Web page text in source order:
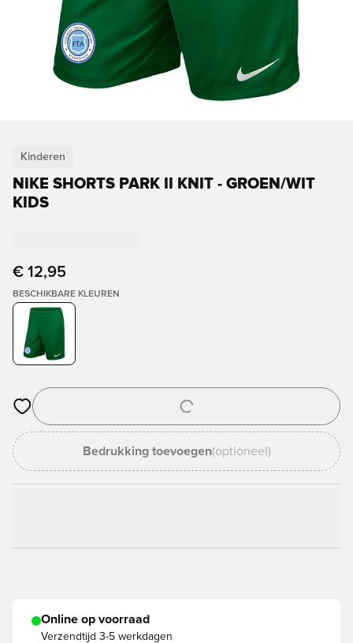
Kinderen
NIKE SHORTS PARK II KNIT - GROEN/WIT
KIDS
€ 12,95
BESCHIKBARE KLEUREN
Opent een venster om in te loggen of je aan te melden als lid
Bedrukking toevoegen(optioneel)
Online op voorraad
Verzendtijd 3-5 werkdagen